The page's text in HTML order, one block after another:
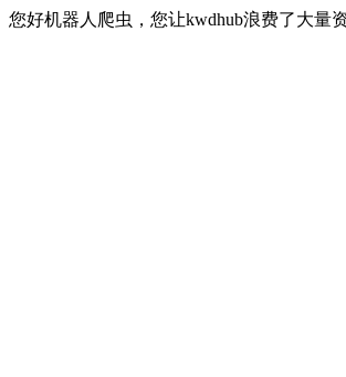
您好机器人爬虫，您让kwdhub浪费了大量